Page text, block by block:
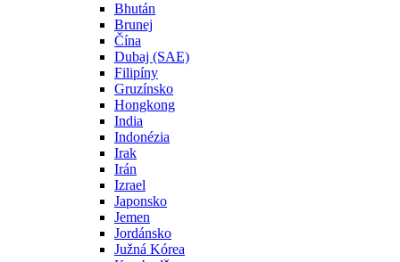
Bhután
Brunej
Čína
Dubaj (SAE)
Filipíny
Gruzínsko
Hongkong
India
Indonézia
Irak
Irán
Izrael
Japonsko
Jemen
Jordánsko
Južná Kórea